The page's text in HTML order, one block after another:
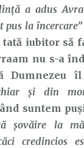
a adus
pus la încercare”
tată iubitor să
nu s-a
Dumnezeu
și din
suntem
şovăire la
credincios